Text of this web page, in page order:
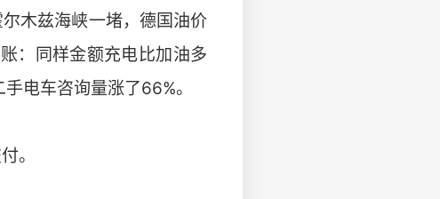
木兹海峡一堵，德国油价
：同样金额充电比加油多
电车咨询量涨了66%。
。